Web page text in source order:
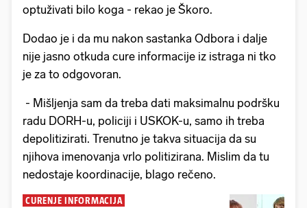
optuživati bilo koga - rekao je Škoro.
Dodao je i da mu nakon sastanka Odbora i dalje
nije jasno otkuda cure informacije iz istraga ni tko
je za to odgovoran.
- Mišljenja sam da treba dati maksimalnu podršku
radu DORH-u, policiji i USKOK-u, samo ih treba
depolitizirati. Trenutno je takva situacija da su
njihova imenovanja vrlo politizirana. Mislim da tu
nedostaje koordinacije, blago rečeno.
CURENJE INFORMACIJA